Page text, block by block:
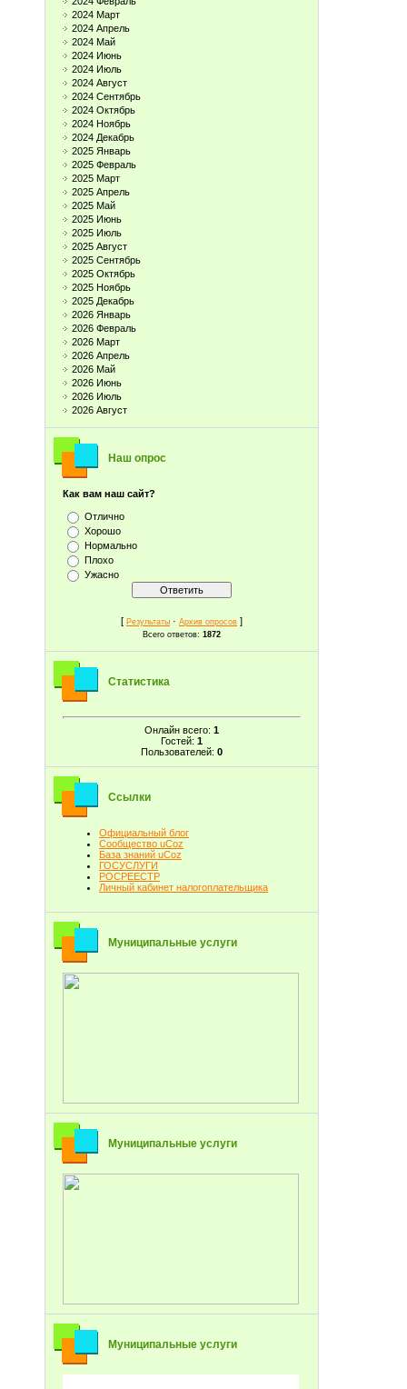
2024 Март
2024 Апрель
2024 Май
2024 Июнь
2024 Июль
2024 Август
2024 Сентябрь
2024 Октябрь
2024 Ноябрь
2024 Декабрь
2025 Январь
2025 Февраль
2025 Март
2025 Апрель
2025 Май
2025 Июнь
2025 Июль
2025 Август
2025 Сентябрь
2025 Октябрь
2025 Ноябрь
2025 Декабрь
2026 Январь
2026 Февраль
2026 Март
2026 Апрель
2026 Май
2026 Июнь
2026 Июль
2026 Август
Наш опрос
Как вам наш сайт?
Отлично
Хорошо
Нормально
Плохо
Ужасно
[ Результаты · Архив опросов ]
Всего ответов: 1872
Статистика
Онлайн всего: 1
Гостей: 1
Пользователей: 0
Ссылки
Официальный блог
Сообщество uCoz
База знаний uCoz
ГОСУСЛУГИ
РОСРЕЕСТР
Личный кабинет налогоплательщика
Муниципальные услуги
Муниципальные услуги
Муниципальные услуги